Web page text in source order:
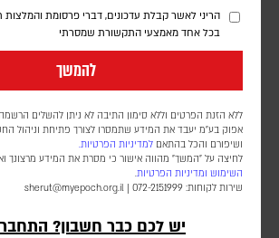
הריני לאשר קבלת עדכונים, דברי פרסומת והמלצות
בכל אחד מאמצעי התקשורת שמסרתי
להמשך
ללא הזנת הפרטים וללא סימון התיבה לא ניתן להשלים
אפוק בע״מ יעבד את המידע שתמסרו לצורך פתיחת וניהול
ושיפורם והכל בהתאם למדיניות הפרטיות.
לחיצה על "המשך" מהווה אישור כי מסרת את המידע מרצונך
השימוש ומדיניות הפרטיות.
שירות לקוחות: 072-2151999 |
sherut@myepoch.org.il
יש לכם כבר חשבון?
לפי סוכנות הידיעות בלומברג, סימולטור מלחמה
2025, התריע מפני תלות מסוכנת באלומיניום
במפרץ הפכו את התרחיש התיאורטי למשבר